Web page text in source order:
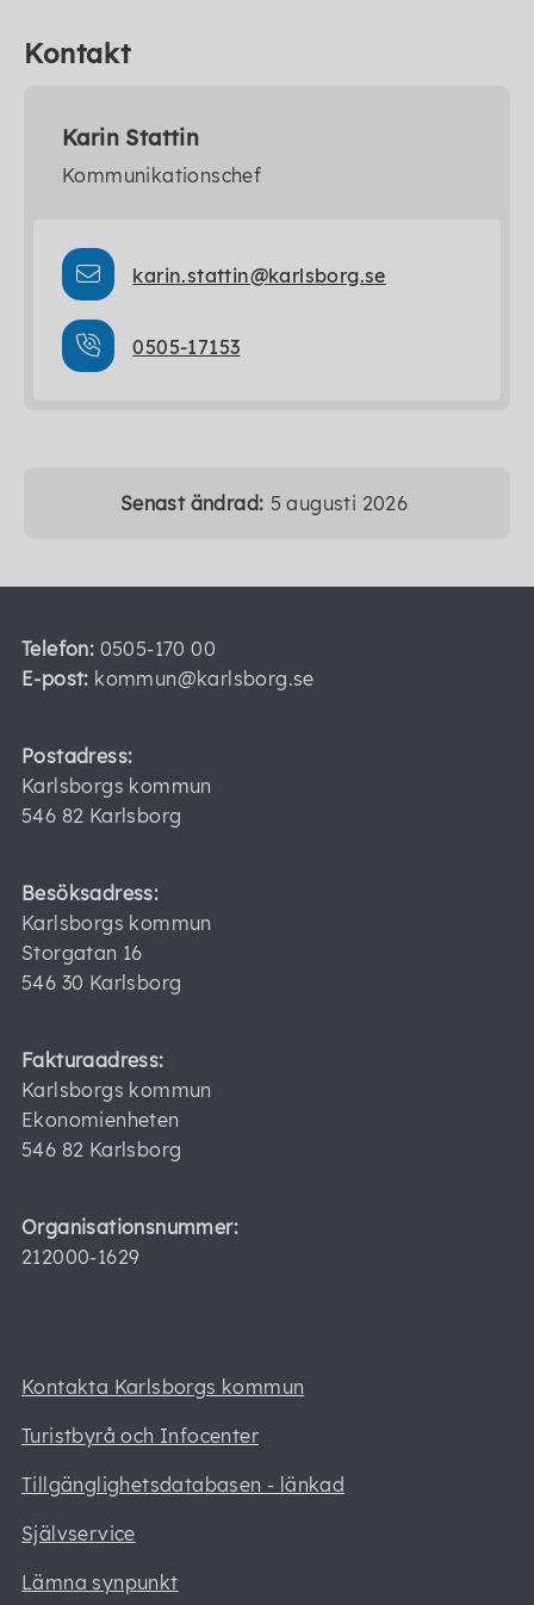
Kontakt
Karin Stattin
Kommunikationschef
karin.stattin@karlsborg.se
0505-17153
Senast ändrad: 5 augusti 2026
Telefon: 0505-170 00
E-post: kommun@karlsborg.se
Postadress:
Karlsborgs kommun
546 82 Karlsborg
Besöksadress:
Karlsborgs kommun
Storgatan 16
546 30 Karlsborg
Fakturaadress:
Karlsborgs kommun
Ekonomienheten
546 82 Karlsborg
Organisationsnummer:
212000-1629
Kontakta Karlsborgs kommun
Turistbyrå och Infocenter
Tillgänglighetsdatabasen - länkad
Självservice
Lämna synpunkt